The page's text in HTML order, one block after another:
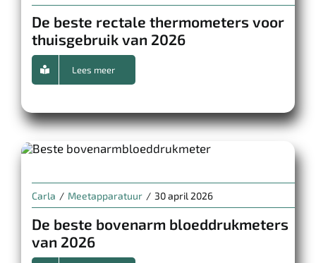
De beste rectale thermometers voor
thuisgebruik van 2026
Lees meer
Carla / Meetapparatuur / 30 april 2026
De beste bovenarm bloeddrukmeters
van 2026